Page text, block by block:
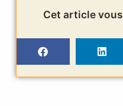
Cet article